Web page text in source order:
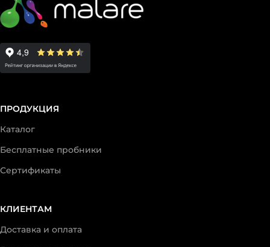
ПРОДУКЦИЯ
Каталог
Бесплатные пробники
Сертификаты
КЛИЕНТАМ
Доставка и оплата